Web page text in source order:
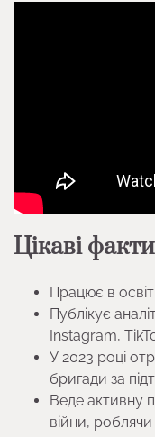
Цікаві факти
Працює в
Публікує
Instagram,
У 2023 році
бригади за
Веде активну
війни,